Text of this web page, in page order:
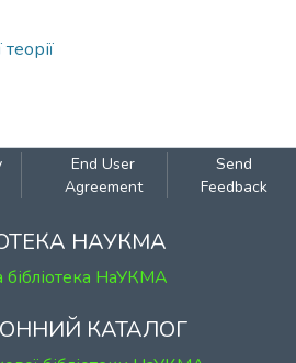
End User
Agreement
Send
Feedback
НАУКМА
бібліотека НаУКМА
КАТАЛОГ